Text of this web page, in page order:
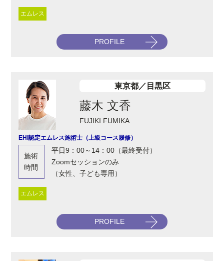
エムレス
PROFILE
東京都／目黒区
藤木 文香
FUJIKI FUMIKA
EHI認定エムレス施術士（上級コース履修）
施術
時間
​平日9：00～14：00（最終受付）
Zoomセッションのみ
（女性、子ども専用）
エムレス
PROFILE